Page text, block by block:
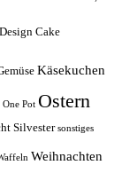
Cake
Käsekuchen
One Pot Ostern
Silvester sonstiges
Weihnachten